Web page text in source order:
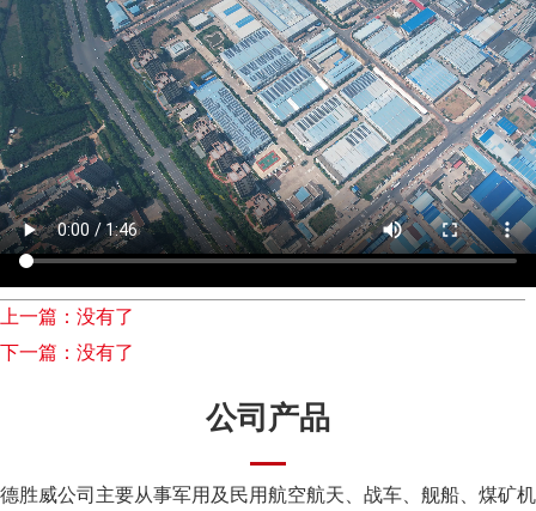
上一篇：没有了
下一篇：没有了
公司产品
德胜威公司主要从事军用及民用航空航天、战车、舰船、煤矿机